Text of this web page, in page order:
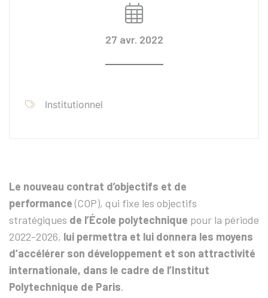
27 avr. 2022
Institutionnel
Le nouveau contrat d’objectifs et de
performance(COP), qui fixe les objectifs
stratégiques de l’École polytechnique pour la période
2022-2026, lui permettra et lui donnera les moyens
d’accélérer son développement et son attractivité
internationale, dans le cadre de l’Institut
Polytechnique de Paris.